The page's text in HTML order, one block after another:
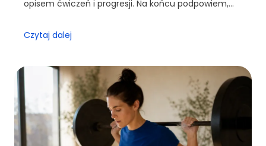
opisem ćwiczeń i progresji. Na końcu podpowiem,
Czytaj dalej